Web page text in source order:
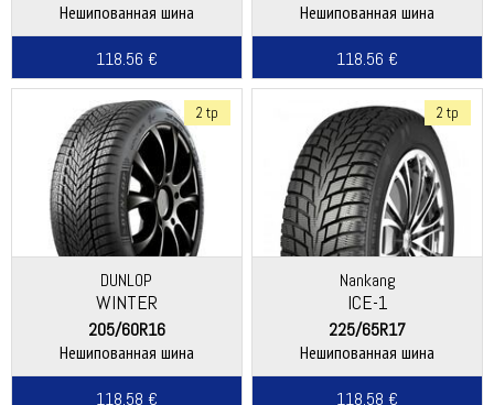
Нешипованная шина
118.56 €
Нешипованная шина
118.56 €
2 tp
DUNLOP
WINTER
205/60R16
Нешипованная шина
118.58 €
2 tp
Nankang
ICE-1
225/65R17
Нешипованная шина
118.58 €